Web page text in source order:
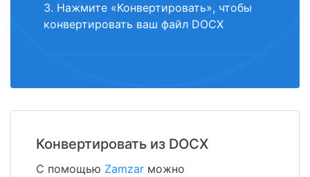
3. Нажмите «Конвертировать», чтобы
конвертировать ваш файл DOCX
Конвертировать из DOCX
С помощью Zamzar можно